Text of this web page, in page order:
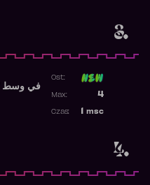
3.
4.
Ost:
4
Max:
msc
Czas: